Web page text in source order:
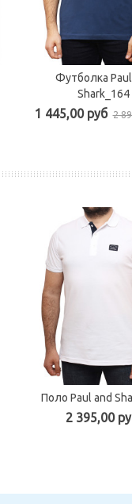
Футболка
Shark_164
1 445,00 руб 2
Поло Paul and
2 395,00